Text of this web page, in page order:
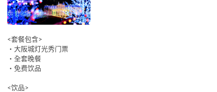
<套餐包含>
・大阪城灯光秀门票
・全套晚餐
・免费饮品
<饮品>